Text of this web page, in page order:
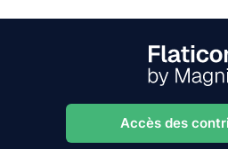
Accès des